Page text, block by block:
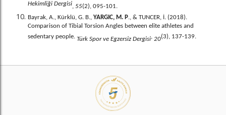
Hekimliği Dergisi, 55(2), 095-101.
Bayrak, A., Kürklü, G. B., YARGIC, M. P., & TUNCER, İ. (2018).
Comparison of Tibial Torsion Angles between elite athletes and
sedentary people. Türk Spor ve Egzersiz Dergisi, 20(3), 137-139.